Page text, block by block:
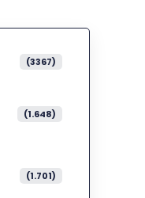
(3367)
(1.648)
(1.701)